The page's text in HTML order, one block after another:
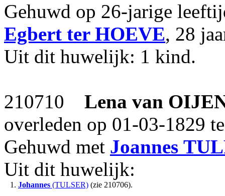
Gehuwd op 26-jarige
Egbert ter HOEVE, 28
Uit dit huwelijk: 1 kind.
210710 Lena van
overleden op 01-03-1829
Gehuwd met Joannes
Uit dit huwelijk:
1. Johannes (TULSER) (zie 210706).